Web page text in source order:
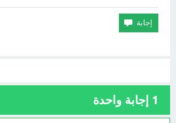
1 إجابة واحدة